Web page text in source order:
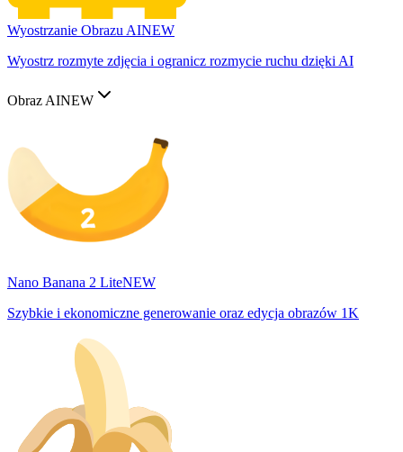
Wyostrzanie Obrazu AINEW
Wyostrz rozmyte zdjęcia i ogranicz rozmycie ruchu dzięki AI
Obraz AINEW
Nano Banana 2 LiteNEW
Szybkie i ekonomiczne generowanie oraz edycja obrazów 1K